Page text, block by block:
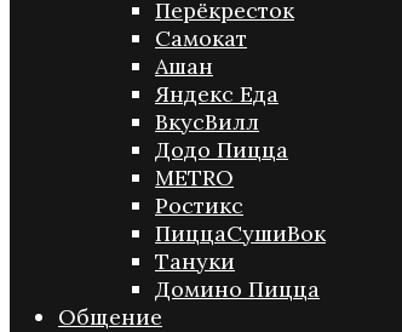
Перёкресток
Самокат
Ашан
Яндекс Еда
ВкусВилл
Додо Пицца
METRO
Ростикс
ПиццаСушиВок
Тануки
Домино Пицца
Общение